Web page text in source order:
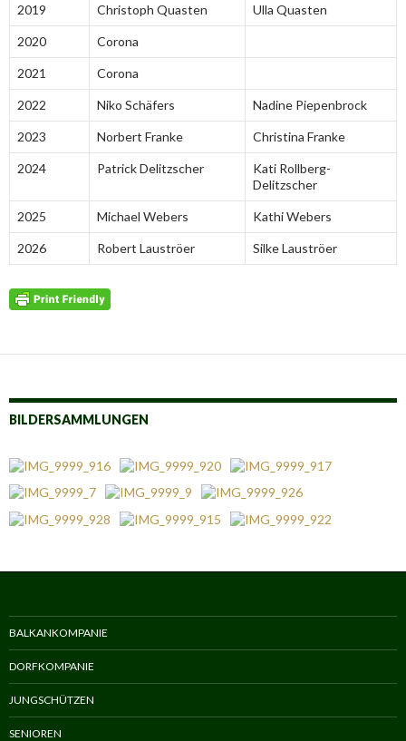
2019 Christoph Quasten Ulla Quasten
2020 Corona
2021 Corona
2022 Niko Schäfers Nadine Piepenbrock
2023 Norbert Franke Christina Franke
2024 Patrick Delitzscher
Kati Rollberg-
Delitzscher
2025 Michael Webers Kathi Webers
2026 Robert Lauströer Silke Lauströer
BILDERSAMMLUNGEN
BALKANKOMPANIE
DORFKOMPANIE
JUNGSCHÜTZEN
SENIOREN